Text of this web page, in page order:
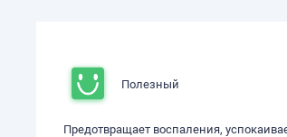
Полезный
Предотвращает воспаления,